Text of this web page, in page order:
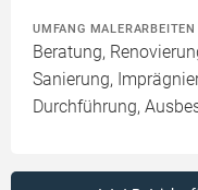
UMFANG MALERARBEITEN
Beratung,
Sanierung,
Durchführung,